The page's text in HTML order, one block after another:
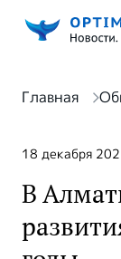
Главная
18 декабря
В